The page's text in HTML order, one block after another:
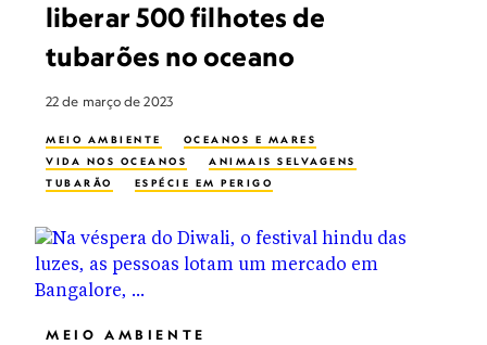
liberar 500 filhotes de
tubarões no oceano
22 de março de 2023
MEIO AMBIENTE
OCEANOS E MARES
VIDA NOS OCEANOS
ANIMAIS SELVAGENS
TUBARÃO
ESPÉCIE EM PERIGO
MEIO AMBIENTE